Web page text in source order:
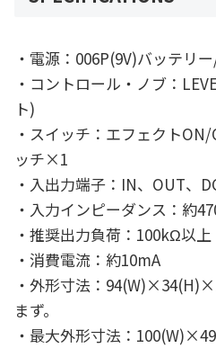
・電源：006P(9V)バッテリ
・コントロール・ノブ：
ト)
・スイッチ：エフェクト
ッチ×1
・入出力端子：IN、OUT、
・入力インピーダンス：約
・推奨出力負荷：100kΩ以上
・消費電流：約10mA
・外形寸法：
まず。
・最大外形寸法：